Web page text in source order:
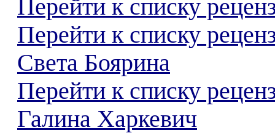
Перейти к списку
Перейти к списку
Света Боярина
Перейти к списку
Галина Харкевич